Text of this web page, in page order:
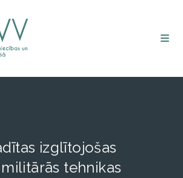
izglītojošas
tehnikas